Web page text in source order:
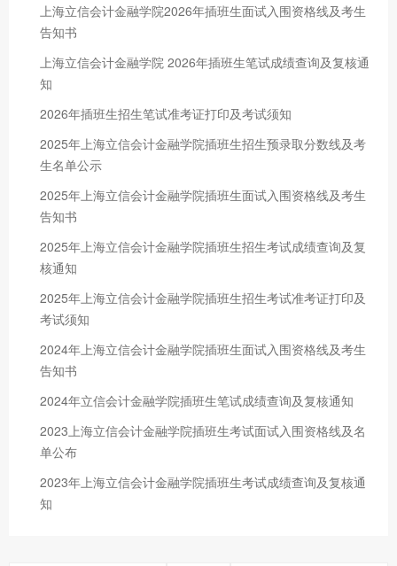
上海立信会计金融学院2026年插班生面试入围资格线及考生
告知书
上海立信会计金融学院 2026年插班生笔试成绩查询及复核通
知
2026年插班生招生笔试准考证打印及考试须知
2025年上海立信会计金融学院插班生招生预录取分数线及考
生名单公示
2025年上海立信会计金融学院插班生面试入围资格线及考生
告知书
2025年上海立信会计金融学院插班生招生考试成绩查询及复
核通知
2025年上海立信会计金融学院插班生招生考试准考证打印及
考试须知
2024年上海立信会计金融学院插班生面试入围资格线及考生
告知书
2024年立信会计金融学院插班生笔试成绩查询及复核通知
2023上海立信会计金融学院插班生考试面试入围资格线及名
单公布
2023年上海立信会计金融学院插班生考试成绩查询及复核通
知